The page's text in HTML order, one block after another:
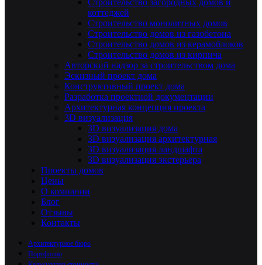
Строительство загородных домов и
коттеджей
Строительство монолитных домов
Строительство домов из газобетона
Строительство домов из керамоблоков
Строительство домов из кирпича
Авторский надзор за строительством дома
Эскизный проект дома
Конструктивный проект дома
Разработка проектной документации
Архитектурная концепция проекта
3D визуализация
3D визуализация дома
3D визуализация архитектурная
3D визуализация ландшафта
3D визуализация экстерьера
Проекты домов
Цены
О компании
Блог
Отзывы
Контакты
Архитектурное бюро
Портфолио